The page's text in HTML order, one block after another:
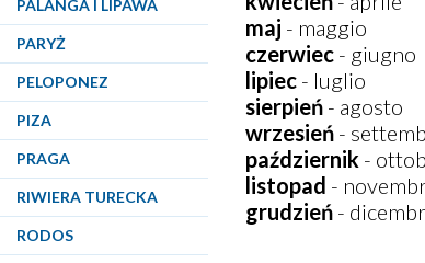
PALANGA I LIPAWA
PARYŻ
PELOPONEZ
PIZA
PRAGA
RIWIERA TURECKA
RODOS
maj - maggio
czerwiec - giugno
lipiec - luglio
sierpień - agosto
wrzesień -
październik -
listopad -
grudzień -